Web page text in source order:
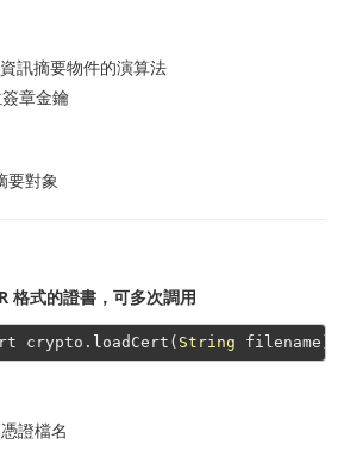
訊摘要物件的演算法
章金鑰
要對象
格式的證書，可多次調用
crypto.loadCert( String
證檔名